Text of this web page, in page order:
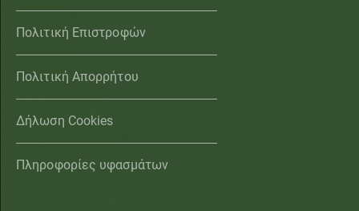
Πολιτική Επιστροφών
Πολιτική Απορρήτου
Δήλωση Cookies
Πληροφορίες υφασμάτων